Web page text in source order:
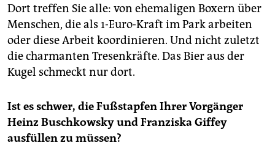
Dort treffen Sie alle: von ehemaligen Boxern über
Menschen, die als 1-Euro-Kraft im Park arbeiten
oder diese Arbeit koordinieren. Und nicht zuletzt
die charmanten Tresenkräfte. Das Bier aus der
Kugel schmeckt nur dort.
Ist es schwer, die Fußstapfen Ihrer Vorgänger
Heinz Buschkowsky und Franziska Giffey
ausfüllen zu müssen?